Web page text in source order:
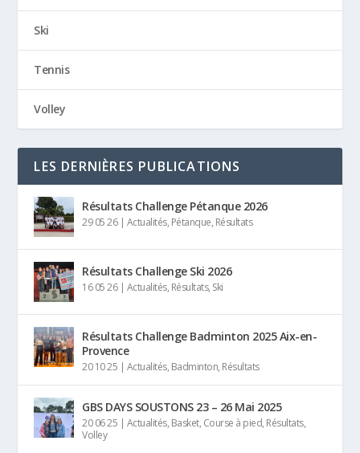
Ski
Tennis
Volley
LES DERNIÈRES PUBLICATIONS
Résultats Challenge Pétanque 2026
29 05 26| Actualités, Pétanque, Résultats
Résultats Challenge Ski 2026
16 05 26| Actualités, Résultats, Ski
Résultats Challenge Badminton 2025 Aix-en-
Provence
20 10 25 | Actualités, Badminton, Résultats
GBS DAYS SOUSTONS 23 – 26 Mai 2025
20 06 25 | Actualités, Basket, Course à pied, Résultats,
Volley